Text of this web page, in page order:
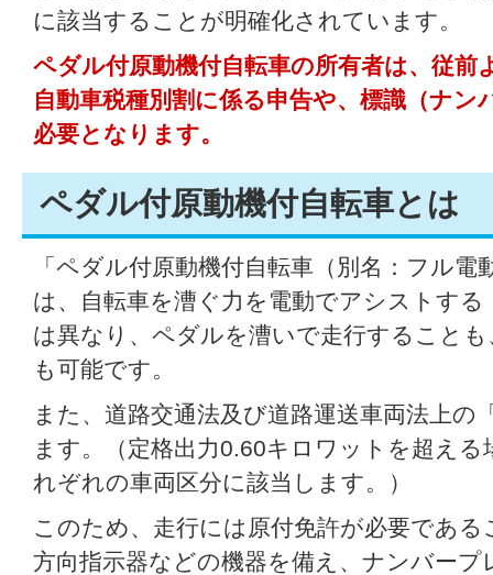
に該当することが明確化されています。
ペダル付原動機付自転車の所有者は、従前
自動車税種別割に係る申告や、標識（ナン
必要となります。
ペダル付原動機付自転車とは
「ペダル付原動機付自転車（別名：フル
は、自転車を漕ぐ力を電動でアシストす
は異なり、ペダルを漕いで走行すること
も可能です。
また、道路交通法及び道路運送車両法上の
ます。（定格出力0.60キロワットを超え
れぞれの車両区分に該当します。）
このため、走行には原付免許が必要であ
方向指示器などの機器を備え、ナンバー